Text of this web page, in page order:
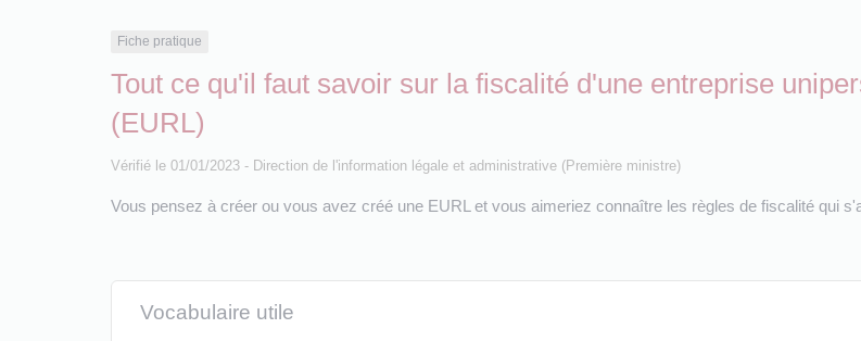
Fiche pratique
Tout ce qu'il faut savoir sur la fiscalité d'une entreprise
(EURL)
Vérifié le 01/01/2023 - Direction de l'information légale et administrative (Première ministre)
Vous pensez à créer ou vous avez créé une EURL et vous aimeriez connaître les règles de fiscalité qui
Vocabulaire utile